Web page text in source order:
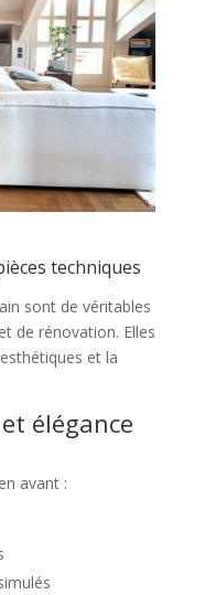
techniques
sont de véritables
de rénovation. Elles
et la
élégance
avant :